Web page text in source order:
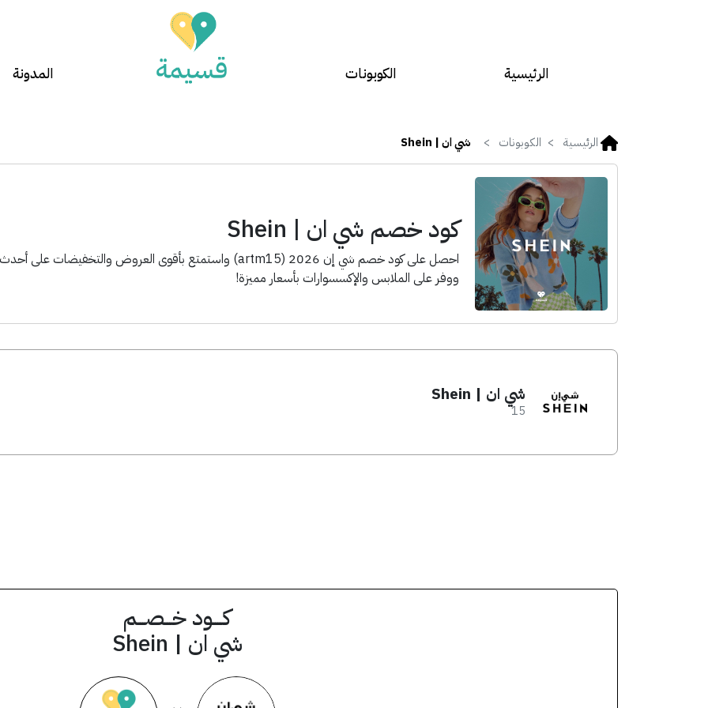
الرئيسية الكوبونات المدونة
الرئيسية الكوبونات شي ان | Shein
كود خصم شي ان | Shein
ووفر على الملابس والإكسسوارات بأسعار مميزة!
شي ان | Shein
15
كــــود خـــصـــم
شي ان | Shein